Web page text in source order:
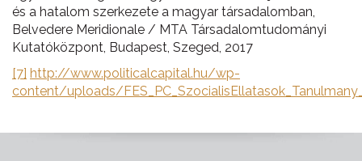
és a hatalom szerkezete a magyar társadalomban,
Belvedere Meridionale / MTA Társadalomtudományi
Kutatóközpont, Budapest, Szeged, 2017
[7] http://www.politicalcapital.hu/wp-
content/uploads/